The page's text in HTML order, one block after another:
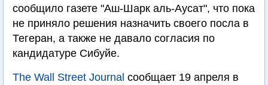
сообщило газете "Аш-Шарк аль-Аусат", что пока
не приняло решения назначить своего посла в
Тегеран, а также не давало согласия по
кандидатуре Сибуйе.
The Wall Street Journal сообщает 19 апреля в